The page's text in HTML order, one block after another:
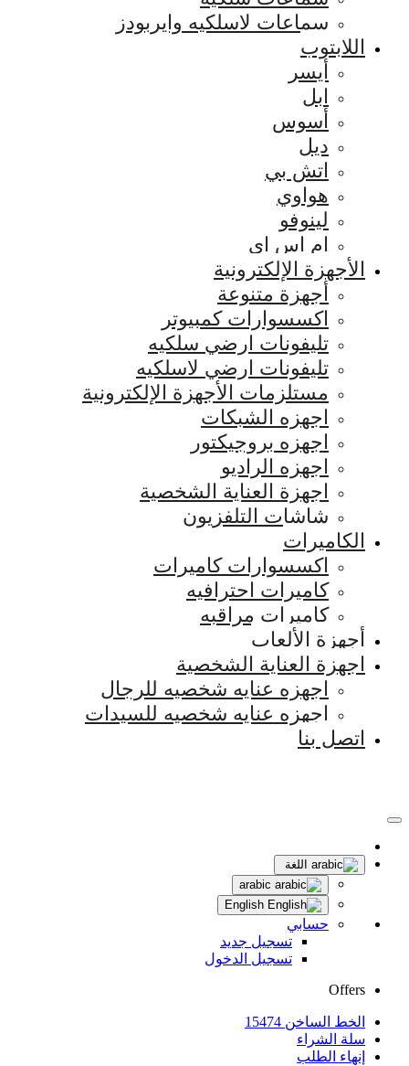
سماعات لاسلكيه وايربودز
اللابتوب
أيسر
ابل
أسوس
ديل
اتش بي
هواوي
لينوفو
ام اس اي
الأجهزة الإلكترونية
أجهزة متنوعة
اكسسوارات كمبيوتر
تليفونات ارضي سلكيه
تليفونات ارضي لاسلكيه
مستلزمات الأجهزة الإلكترونية
اجهزه الشبكات
اجهزه بروجيكتور
اجهزه الراديو
اجهزة العناية الشخصية
شاشات التلفزيون
الكاميرات
اكسسوارات كاميرات
كاميرات احترافيه
كاميرات مراقبه
أجهزة الألعاب
اجهزة العناية الشخصية
اجهزه عنايه شخصيه للرجال
اجهزه عنايه شخصيه للسيدات
اتصل بنا
اللغة
حسابي
تسجيل جديد
تسجيل الدخول
Offers
الخط الساخن 15474
سلة الشراء
إنهاء الطلب